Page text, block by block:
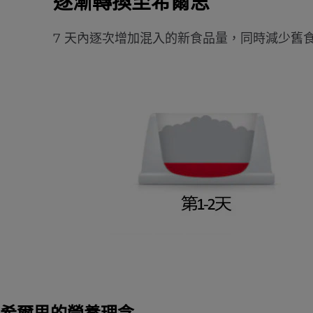
7 天內逐次增加混入的新食品量，同時減少舊